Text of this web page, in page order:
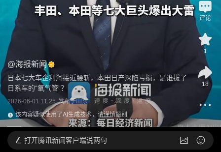
@海报新闻
日本七大车企利润接近腰斩，本田日产深陷亏损，是谁拔了
日系车的“氧气管”？
2026-06-01 11:25 发布于山东
该内容疑似使用了AI生成技术，请谨慎甄别
评论
1
18
打开腾讯新闻客户端说两句